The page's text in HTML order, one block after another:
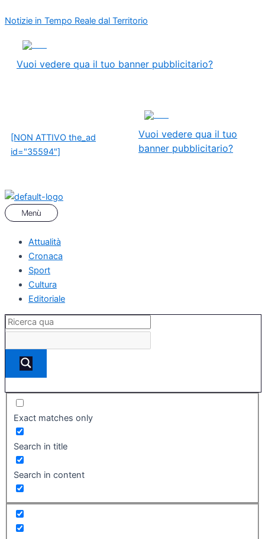
al
Notizie in Tempo Reale dal Territorio
Vuoi vedere qua il tuo banner pubblicitario?
[NON ATTIVO the_ad
id="35594"]
Vuoi vedere qua il tuo
banner pubblicitario?
Attualità
Cronaca
Sport
Cultura
Editoriale
Exact matches only
Search in title
Search in content
articoli